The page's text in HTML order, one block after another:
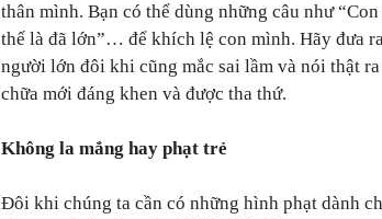
thân mình. Bạn có thể dùng những câu như
thế là đã lớn”… để khích lệ con mình. Hãy đưa
người lớn đôi khi cũng mắc sai lầm và nói thật
chữa mới đáng khen và được tha thứ.
Không la mắng hay phạt trẻ
Đôi khi chúng ta cần có những hình phạt dành